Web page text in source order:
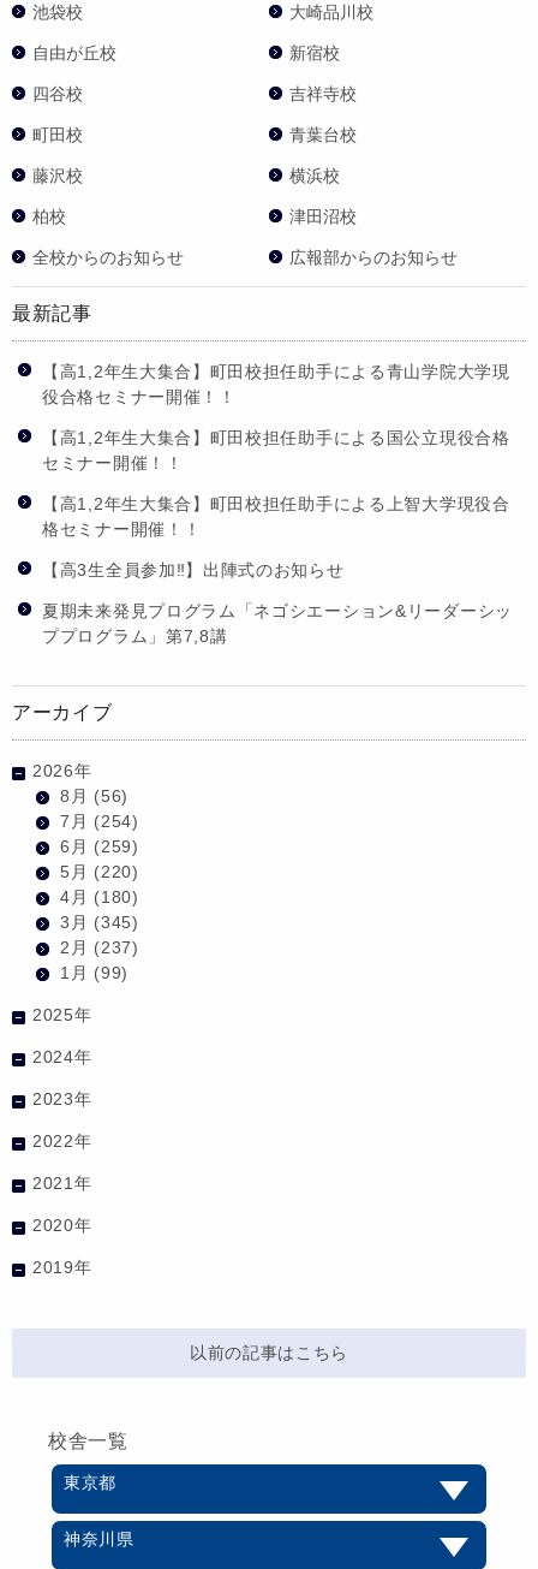
池袋校 大崎品川校
自由が丘校 新宿校
四谷校 吉祥寺校
町田校 青葉台校
藤沢校 横浜校
柏校 津田沼校
全校からのお知らせ 広報部からのお知らせ
最新記事
【高1,2年生大集合】町田校担任助手による青山学院大学現
役合格セミナー開催！！
【高1,2年生大集合】町田校担任助手による国公立現役合格
セミナー開催！！
【高1,2年生大集合】町田校担任助手による上智大学現役合
格セミナー開催！！
【高3生全員参加‼】出陣式のお知らせ
夏期未来発見プログラム「ネゴシエーション&リーダーシッ
ププログラム」第7,8講
アーカイブ
2026年
8月 (56)
7月 (254)
6月 (259)
5月 (220)
4月 (180)
3月 (345)
2月 (237)
1月 (99)
2025年
2024年
2023年
2022年
2021年
2020年
2019年
以前の記事はこちら
校舎一覧
東京都
神奈川県